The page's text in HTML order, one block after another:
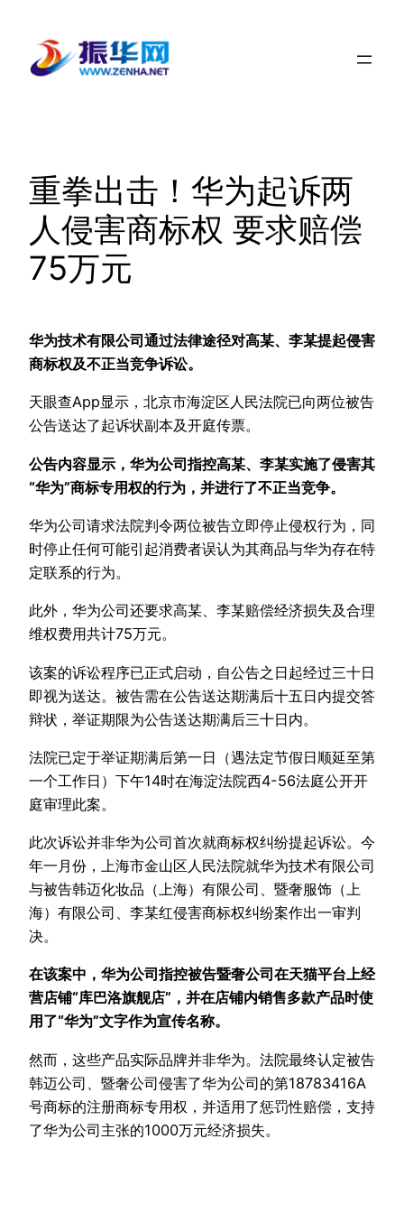
重拳出击！华为起诉两
人侵害商标权 要求赔偿
75万元
华为技术有限公司通过法律途径对高某、李某提起侵害
商标权及不正当竞争诉讼。
天眼查App显示，北京市海淀区人民法院已向两位被告
公告送达了起诉状副本及开庭传票。
公告内容显示，华为公司指控高某、李某实施了侵害其
“华为”商标专用权的行为，并进行了不正当竞争。
华为公司请求法院判令两位被告立即停止侵权行为，同
时停止任何可能引起消费者误认为其商品与华为存在特
定联系的行为。
此外，华为公司还要求高某、李某赔偿经济损失及合理
维权费用共计75万元。
该案的诉讼程序已正式启动，自公告之日起经过三十日
即视为送达。被告需在公告送达期满后十五日内提交答
辩状，举证期限为公告送达期满后三十日内。
法院已定于举证期满后第一日（遇法定节假日顺延至第
一个工作日）下午14时在海淀法院西4-56法庭公开开
庭审理此案。
此次诉讼并非华为公司首次就商标权纠纷提起诉讼。今
年一月份，上海市金山区人民法院就华为技术有限公司
与被告韩迈化妆品（上海）有限公司、暨奢服饰（上
海）有限公司、李某红侵害商标权纠纷案作出一审判
决。
在该案中，华为公司指控被告暨奢公司在天猫平台上经
营店铺“库巴洛旗舰店”，并在店铺内销售多款产品时使
用了“华为”文字作为宣传名称。
然而，这些产品实际品牌并非华为。法院最终认定被告
韩迈公司、暨奢公司侵害了华为公司的第18783416A
号商标的注册商标专用权，并适用了惩罚性赔偿，支持
了华为公司主张的1000万元经济损失。